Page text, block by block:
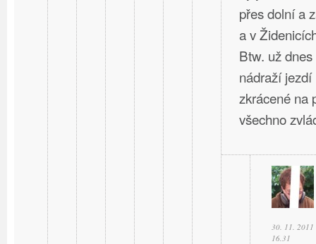
přes dolní a
a v
Btw. už
nádraží
zkrácené na
všechno
30. 11. 2011
16.31